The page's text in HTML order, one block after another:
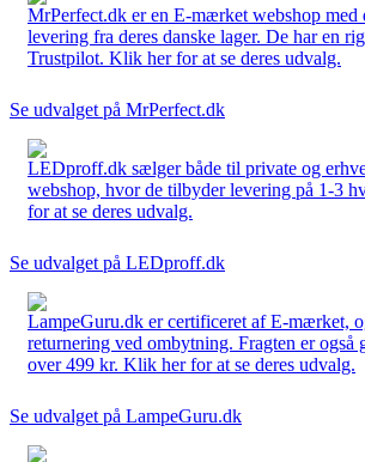
MrPerfect.dk er en E-mærket webshop med
levering fra deres danske lager. De har en
Trustpilot. Klik her for at se deres udvalg.
Se udvalget på MrPerfect.dk
LEDproff.dk sælger både til private og
webshop, hvor de tilbyder levering på 1-3
for at se deres udvalg.
Se udvalget på LEDproff.dk
LampeGuru.dk er certificeret af E-mærket,
returnering ved ombytning. Fragten er også
over 499 kr. Klik her for at se deres udvalg.
Se udvalget på LampeGuru.dk